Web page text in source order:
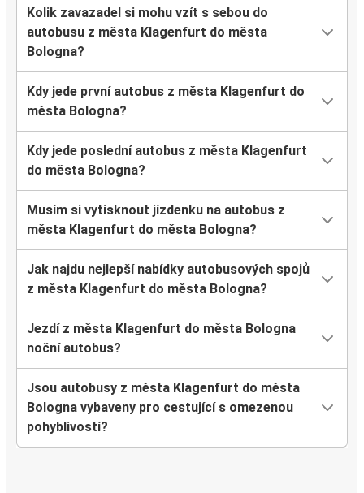
Kolik zavazadel si mohu vzít s sebou do
autobusu z města Klagenfurt do města
Bologna?
Kdy jede první autobus z města Klagenfurt do
města Bologna?
Kdy jede poslední autobus z města Klagenfurt
do města Bologna?
Musím si vytisknout jízdenku na autobus z
města Klagenfurt do města Bologna?
Jak najdu nejlepší nabídky autobusových spojů
z města Klagenfurt do města Bologna?
Jezdí z města Klagenfurt do města Bologna
noční autobus?
Jsou autobusy z města Klagenfurt do města
Bologna vybaveny pro cestující s omezenou
pohyblivostí?